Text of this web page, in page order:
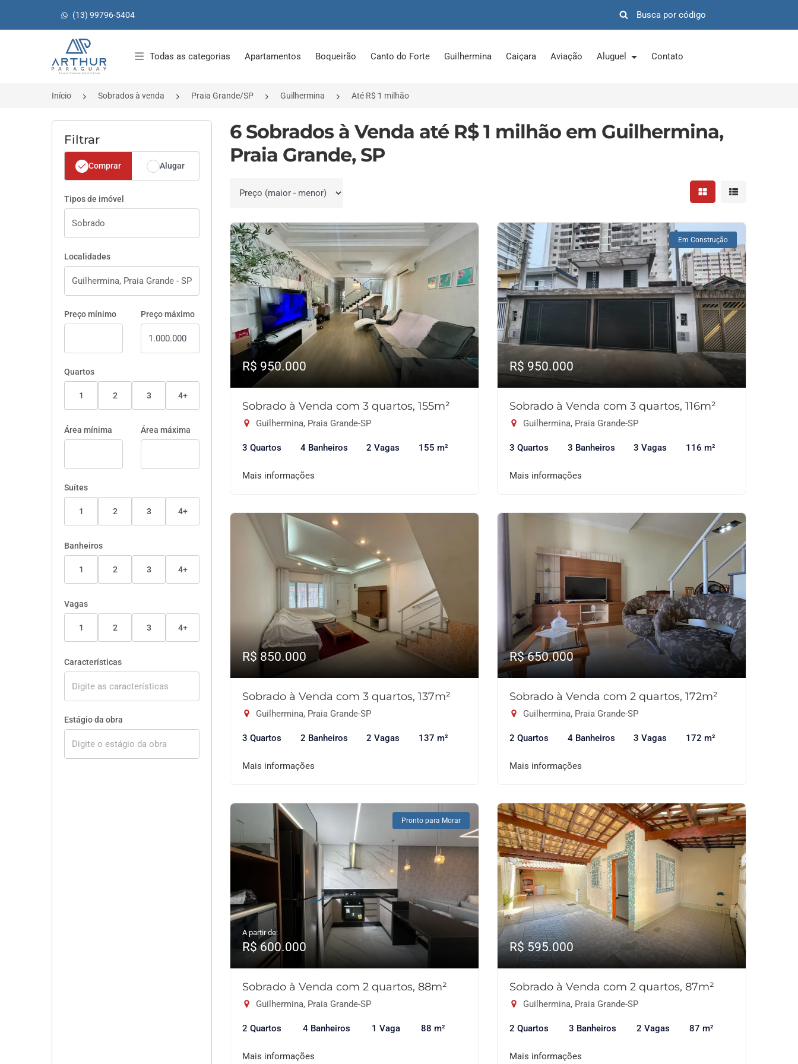
(13) 99796-5404
Página inicial
Todas as categorias Apartamentos Boqueirão Canto do Forte Guilhermina Caiçara Aviação Aluguel Contato
Início Sobrados à venda Praia Grande/SP Guilhermina Até R$ 1 milhão
Filtrar
Comprar Alugar
Tipos de imóvel
Localidades
Preço mínimo Preço máximo
Quartos
1 2 3 4+
Área mínima Área máxima
Suítes
1 2 3 4+
Banheiros
1 2 3 4+
Vagas
1 2 3 4+
Características
Estágio da obra
6 Sobrados à Venda até R$ 1 milhão em Guilhermina,
Praia Grande, SP
Ordenar por Mostrar resultados em
Mostrar
R$ 950.000
Sobrado à Venda com 3 quartos, 155m²
Guilhermina, Praia Grande-SP
3 Quartos 4 Banheiros 2 Vagas 155 m²
Mais informações
Em Construção
R$ 950.000
Sobrado à Venda com 3 quartos, 116m²
Guilhermina, Praia Grande-SP
3 Quartos 3 Banheiros 3 Vagas 116 m²
Mais informações
R$ 850.000
Sobrado à Venda com 3 quartos, 137m²
Guilhermina, Praia Grande-SP
3 Quartos 2 Banheiros 2 Vagas 137 m²
Mais informações
R$ 650.000
Sobrado à Venda com 2 quartos, 172m²
Guilhermina, Praia Grande-SP
2 Quartos 4 Banheiros 3 Vagas 172 m²
Mais informações
Pronto para Morar
A partir de:
R$ 600.000
Sobrado à Venda com 2 quartos, 88m²
Guilhermina, Praia Grande-SP
2 Quartos 4 Banheiros 1 Vaga 88 m²
Mais informações
R$ 595.000
Sobrado à Venda com 2 quartos, 87m²
Guilhermina, Praia Grande-SP
2 Quartos 3 Banheiros 2 Vagas 87 m²
Mais informações